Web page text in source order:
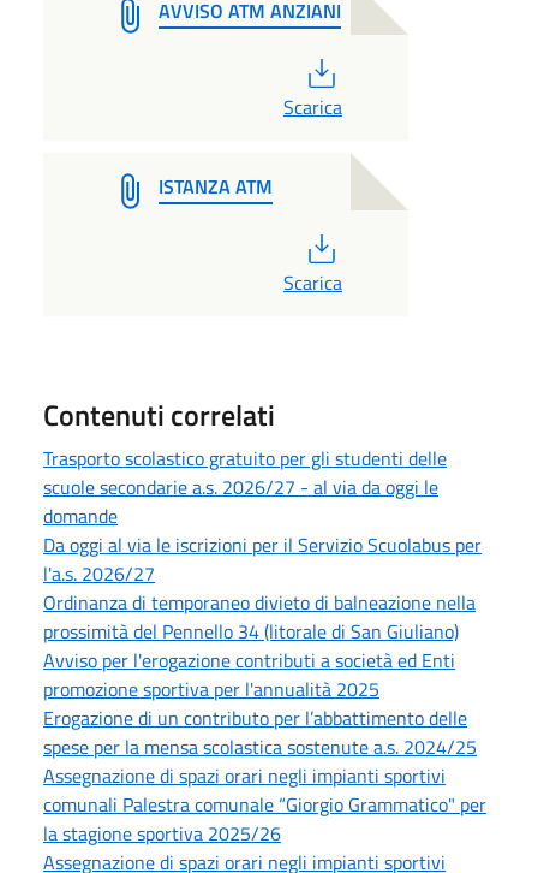
AVVISO ATM ANZIANI
Scarica
ISTANZA ATM
Scarica
Contenuti correlati
Trasporto scolastico gratuito per gli studenti delle
scuole secondarie a.s. 2026/27 - al via da oggi le
domande
Da oggi al via le iscrizioni per il Servizio Scuolabus per
l'a.s. 2026/27
Ordinanza di temporaneo divieto di balneazione nella
prossimità del Pennello 34 (litorale di San Giuliano)
Avviso per l'erogazione contributi a società ed Enti
promozione sportiva per l'annualità 2025
Erogazione di un contributo per l’abbattimento delle
spese per la mensa scolastica sostenute a.s. 2024/25
Assegnazione di spazi orari negli impianti sportivi
comunali Palestra comunale “Giorgio Grammatico" per
la stagione sportiva 2025/26
Assegnazione di spazi orari negli impianti sportivi